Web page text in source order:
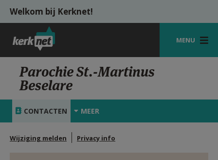
Overslaan en naar de inhoud gaan
Welkom bij Kerknet!
MENU
STARTPAGINA
KERK
VIERINGEN
Parochie St.-Martinus
Beselare
CONTACTEN MEER
Wijziging melden Privacy info